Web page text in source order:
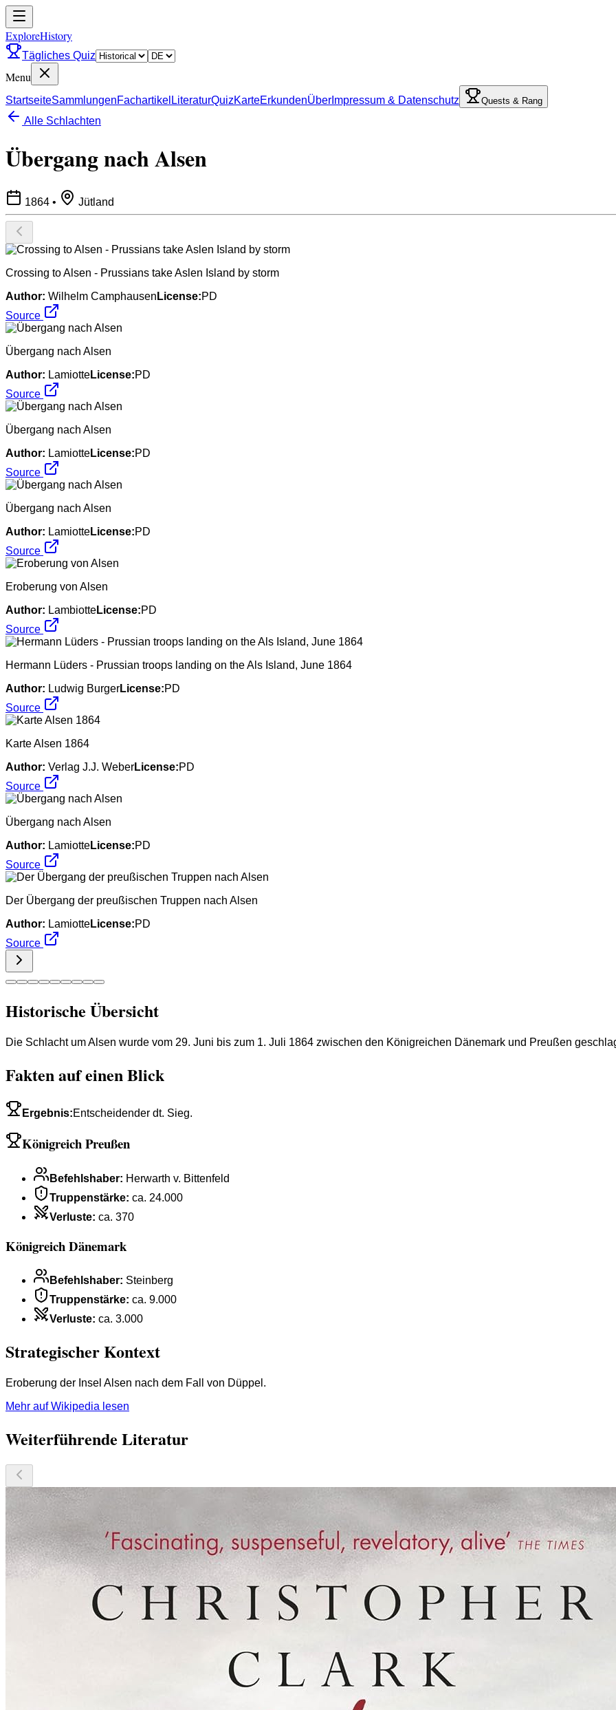
ExploreHistory
Tägliches Quiz
Menu
StartseiteSammlungenFachartikel LiteraturQuizKarteErkundenÜber Impressum & Datenschutz Quests & Rang
Alle Schlachten
Übergang nach Alsen
1864 • Jütland
Crossing to Alsen - Prussians take Aslen Island by storm
Author: Wilhelm Camphausen License:PD
Source
Übergang nach Alsen
Author: LamiotteLicense:PD
Source
Übergang nach Alsen
Author: LamiotteLicense:PD
Source
Übergang nach Alsen
Author: LamiotteLicense:PD
Source
Eroberung von Alsen
Author: LambiotteLicense:PD
Source
Hermann Lüders - Prussian troops landing on the Als Island, June 1864
Author: Ludwig BurgerLicense:PD
Source
Karte Alsen 1864
Author: Verlag J.J. WeberLicense:PD
Source
Übergang nach Alsen
Author: LamiotteLicense:PD
Source
Der Übergang der preußischen Truppen nach Alsen
Author: LamiotteLicense:PD
Source
Historische Übersicht
Die Schlacht um Alsen wurde vom 29. Juni bis zum 1. Juli 1864 zwischen den Königreichen Dänemark und Preußen
Fakten auf einen Blick
Ergebnis:Entscheidender dt. Sieg.
Königreich Preußen
Befehlshaber: Herwarth v. Bittenfeld
Truppenstärke: ca. 24.000
Verluste: ca. 370
Königreich Dänemark
Befehlshaber: Steinberg
Truppenstärke: ca. 9.000
Verluste: ca. 3.000
Strategischer Kontext
Eroberung der Insel Alsen nach dem Fall von Düppel.
Mehr auf Wikipedia lesen
Weiterführende Literatur